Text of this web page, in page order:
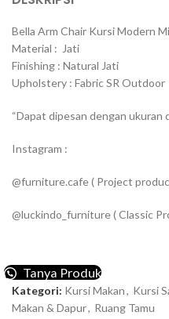
Bella Arm Chair Kursi Modern
Material : Jati
Finishing : Natural Jati
Upholstery : Fabric SR Outdoor
“Dapat dipesan dengan ukuran
Instagram :
@furniture.cafe ( Project
@luckindo_furniture ( Classic
Tanya Produk
Kategori: Kursi Makan, Kursi
Makan & Dapur, Ruang Tamu